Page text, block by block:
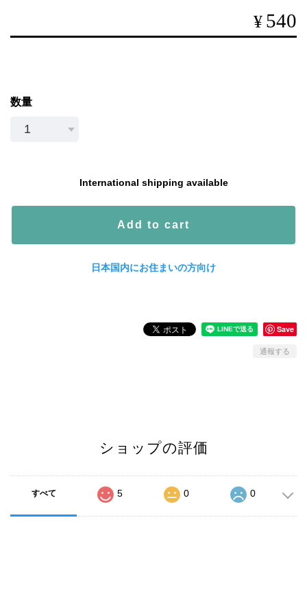
¥ 540
数量
International shipping available
Add to cart
日本国内にお住まいの方向け
Save
通報する
ショップの評価
すべて 5 0 0